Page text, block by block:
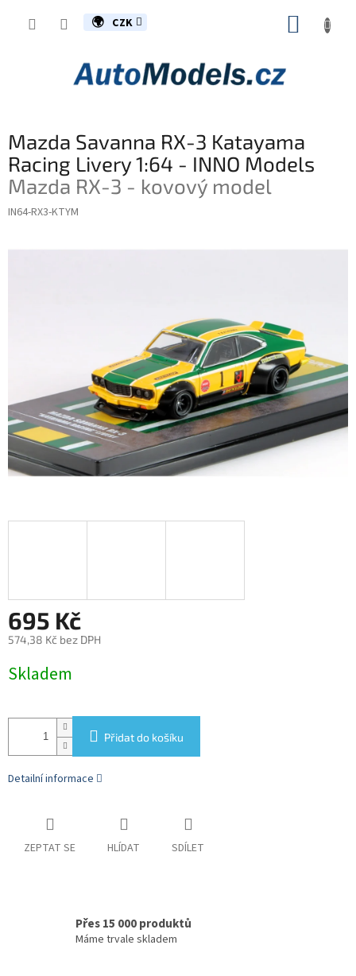
CZK
Mazda Savanna RX-3 Katayama
Racing Livery 1:64 - INNO Models
Mazda RX-3 - kovový model
IN64-RX3-KTYM
695 Kč
574,38 Kč bez DPH
cena:
Skladem
Přidat do košíku
Detailní informace
ZEPTAT SE HLÍDAT SDÍLET
Přes 15 000 produktů
Máme trvale skladem